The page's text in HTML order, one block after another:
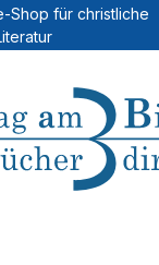
Shop für christliche